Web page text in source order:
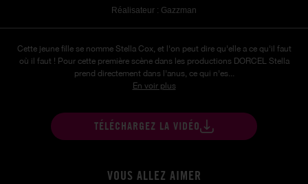
Réalisateur : Gazzman
Cette jeune fille se nomme Stella Cox, et l'on peut dire qu'elle a ce qu'il faut
où il faut ! Pour cette première scène dans les productions DORCEL Stella
prend directement dans l'anus, ce qui n'es...
En voir plus
TÉLÉCHARGEZ LA VIDÉO
VOUS ALLEZ AIMER